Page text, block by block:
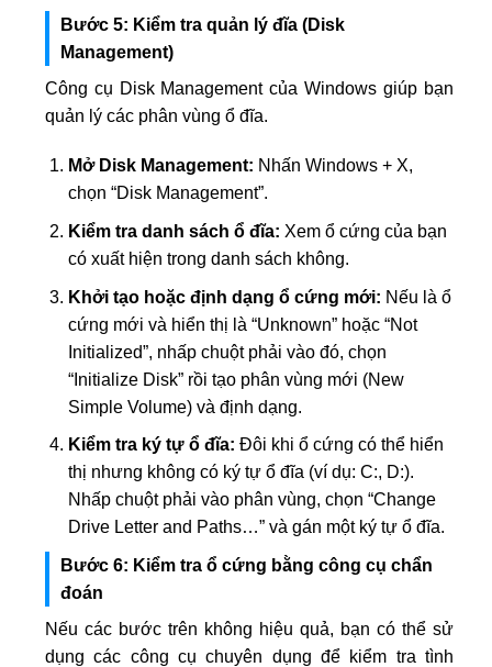
Bước 5: Kiểm tra quản lý đĩa (Disk
Management)
Công cụ Disk Management của Windows giúp bạn
quản lý các phân vùng ổ đĩa.
Mở Disk Management: Nhấn Windows + X,
chọn “Disk Management”.
Kiểm tra danh sách ổ đĩa: Xem ổ cứng của bạn
có xuất hiện trong danh sách không.
Khởi tạo hoặc định dạng ổ cứng mới: Nếu là ổ
cứng mới và hiển thị là “Unknown” hoặc “Not
Initialized”, nhấp chuột phải vào đó, chọn
“Initialize Disk” rồi tạo phân vùng mới (New
Simple Volume) và định dạng.
Kiểm tra ký tự ổ đĩa: Đôi khi ổ cứng có thể hiển
thị nhưng không có ký tự ổ đĩa (ví dụ: C:, D:).
Nhấp chuột phải vào phân vùng, chọn “Change
Drive Letter and Paths…” và gán một ký tự ổ đĩa.
Bước 6: Kiểm tra ổ cứng bằng công cụ chẩn
đoán
Nếu các bước trên không hiệu quả, bạn có thể sử
dụng các công cụ chuyên dụng để kiểm tra tình